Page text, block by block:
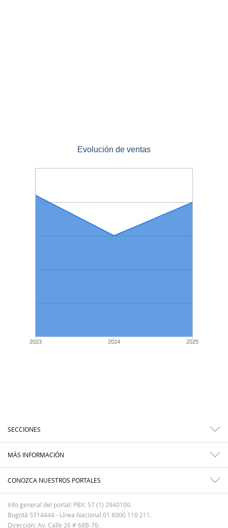
Evolución de ventas
2023 2024 2025
SECCIONES
MÁS INFORMACIÓN
CONOZCA NUESTROS PORTALES
Info general del portal: PBX: 57 (1) 2940100.
Bogotá 5714444 - Línea Nacional 01 8000 110 211.
Dirección: Av. Calle 26 # 68B-70.